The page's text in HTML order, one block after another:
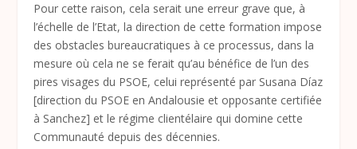
Pour cette raison, cela serait une erreur grave que, à
l’échelle de l’Etat, la direction de cette formation impose
des obstacles bureaucratiques à ce processus, dans la
mesure où cela ne se ferait qu’au bénéfice de l’un des
pires visages du PSOE, celui représenté par Susana Díaz
[direction du PSOE en Andalousie et opposante certifiée
à Sanchez] et le régime clientélaire qui domine cette
Communauté depuis des décennies.